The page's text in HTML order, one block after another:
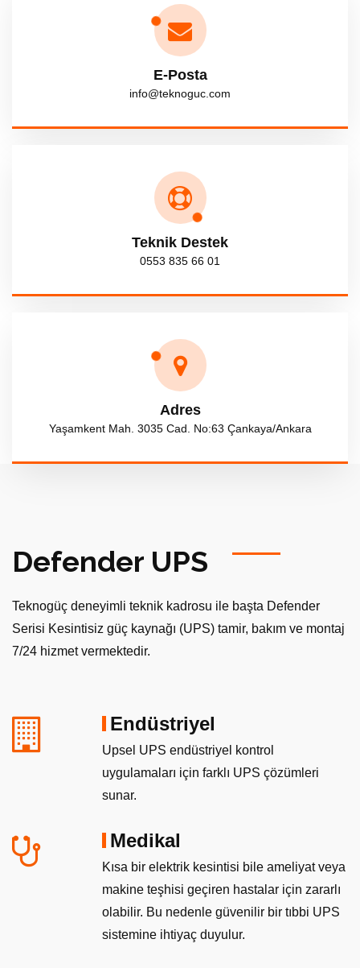
E-Posta
info@teknoguc.com
Teknik Destek
0553 835 66 01
Adres
Yaşamkent Mah. 3035 Cad. No:63 Çankaya/Ankara
Defender UPS
Teknogüç deneyimli teknik kadrosu ile başta Defender
Serisi Kesintisiz güç kaynağı (UPS) tamir, bakım ve montaj
7/24 hizmet vermektedir.
Endüstriyel
Upsel UPS endüstriyel kontrol
uygulamaları için farklı UPS çözümleri
sunar.
Medikal
Kısa bir elektrik kesintisi bile ameliyat veya
makine teşhisi geçiren hastalar için zararlı
olabilir. Bu nedenle güvenilir bir tıbbi UPS
sistemine ihtiyaç duyulur.